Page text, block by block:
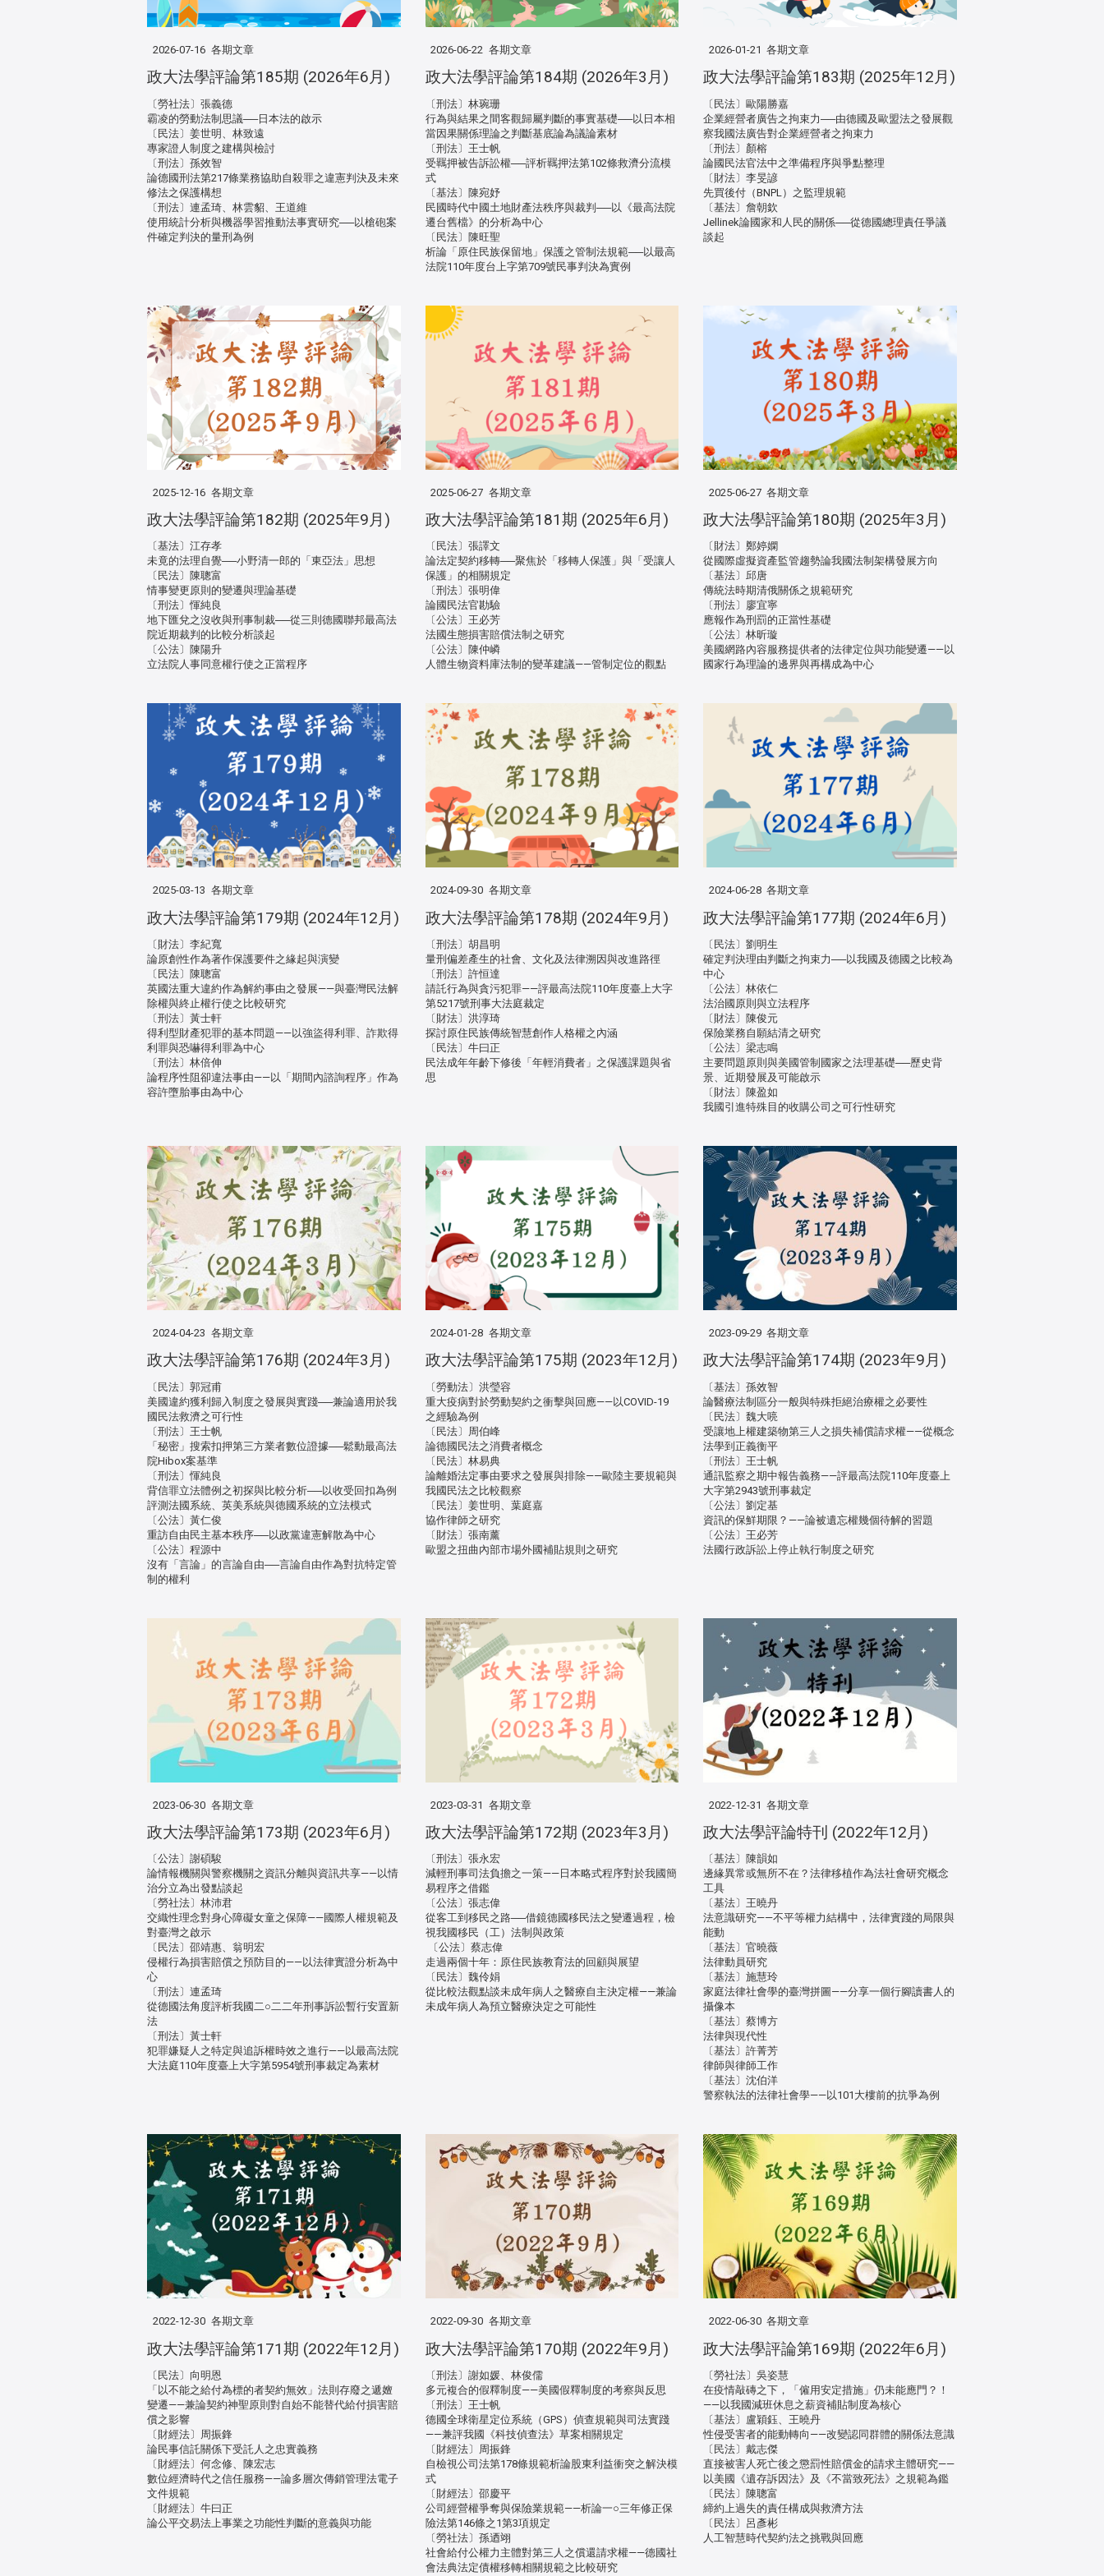
2026-07-16 各期文章
政大法學評論第185期 (2026年6月)
〔勞社法〕張義德
霸凌的勞動法制思議──日本法的啟示
〔民法〕姜世明、林致遠
專家證人制度之建構與檢討
〔刑法〕孫效智
論德國刑法第217條業務協助自殺罪之違憲判決及未來
修法之保護構想
〔刑法〕連孟琦、林雲貂、王道維
使用統計分析與機器學習推動法事實研究──以槍砲案
件確定判決的量刑為例
2026-06-22 各期文章
政大法學評論第184期 (2026年3月)
〔刑法〕林琬珊
行為與結果之間客觀歸屬判斷的事實基礎──以日本相
當因果關係理論之判斷基底論為議論素材
〔刑法〕王士帆
受羈押被告訴訟權──評析羈押法第102條救濟分流模
式
〔基法〕陳宛妤
民國時代中國土地財產法秩序與裁判──以《最高法院
遷台舊檔》的分析為中心
〔民法〕陳旺聖
析論「原住民族保留地」保護之管制法規範──以最高
法院110年度台上字第709號民事判決為實例
2026-01-21 各期文章
政大法學評論第183期 (2025年12月)
〔民法〕歐陽勝嘉
企業經營者廣告之拘束力──由德國及歐盟法之發展觀
察我國法廣告對企業經營者之拘束力
〔刑法〕顏榕
論國民法官法中之準備程序與爭點整理
〔財法〕李旻諺
先買後付（BNPL）之監理規範
〔基法〕詹朝欽
Jellinek論國家和人民的關係──從德國總理責任爭議
談起
2025-12-16 各期文章
政大法學評論第182期 (2025年9月)
〔基法〕江存孝
未竟的法理自覺──小野清一郎的「東亞法」思想
〔民法〕陳聰富
情事變更原則的變遷與理論基礎
〔刑法〕惲純良
地下匯兌之沒收與刑事制裁──從三則德國聯邦最高法
院近期裁判的比較分析談起
〔公法〕陳陽升
立法院人事同意權行使之正當程序
2025-06-27 各期文章
政大法學評論第181期 (2025年6月)
〔民法〕張譯文
論法定契約移轉──聚焦於「移轉人保護」與「受讓人
保護」的相關規定
〔刑法〕張明偉
論國民法官勘驗
〔公法〕王必芳
法國生態損害賠償法制之研究
〔公法〕陳仲嶙
人體生物資料庫法制的變革建議——管制定位的觀點
2025-06-27 各期文章
政大法學評論第180期 (2025年3月)
〔財法〕鄭婷嫻
從國際虛擬資產監管趨勢論我國法制架構發展方向
〔基法〕邱唐
傳統法時期清俄關係之規範研究
〔刑法〕廖宜寧
應報作為刑罰的正當性基礎
〔公法〕林昕璇
美國網路內容服務提供者的法律定位與功能變遷——以
國家行為理論的邊界與再構成為中心
2025-03-13 各期文章
政大法學評論第179期 (2024年12月)
〔財法〕李紀寬
論原創性作為著作保護要件之緣起與演變
〔民法〕陳聰富
英國法重大違約作為解約事由之發展——與臺灣民法解
除權與終止權行使之比較研究
〔刑法〕黃士軒
得利型財產犯罪的基本問題——以強盜得利罪、詐欺得
利罪與恐嚇得利罪為中心
〔刑法〕林倍伸
論程序性阻卻違法事由——以「期間內諮詢程序」作為
容許墮胎事由為中心
2024-09-30 各期文章
政大法學評論第178期 (2024年9月)
〔刑法〕胡昌明
量刑偏差產生的社會、文化及法律溯因與改進路徑
〔刑法〕許恒達
請託行為與貪污犯罪——評最高法院110年度臺上大字
第5217號刑事大法庭裁定
〔財法〕洪淳琦
探討原住民族傳統智慧創作人格權之內涵
〔民法〕牛曰正
民法成年年齡下修後「年輕消費者」之保護課題與省
思
2024-06-28 各期文章
政大法學評論第177期 (2024年6月)
〔民法〕劉明生
確定判決理由判斷之拘束力──以我國及德國之比較為
中心
〔公法〕林依仁
法治國原則與立法程序
〔財法〕陳俊元
保險業務自願結清之研究
〔公法〕梁志鳴
主要問題原則與美國管制國家之法理基礎──歷史背
景、近期發展及可能啟示
〔財法〕陳盈如
我國引進特殊目的收購公司之可行性研究
2024-04-23 各期文章
政大法學評論第176期 (2024年3月)
〔民法〕郭冠甫
美國違約獲利歸入制度之發展與實踐──兼論適用於我
國民法救濟之可行性
〔刑法〕王士帆
「秘密」搜索扣押第三方業者數位證據──鬆動最高法
院Hibox案基準
〔刑法〕惲純良
背信罪立法體例之初探與比較分析──以收受回扣為例
評測法國系統、英美系統與德國系統的立法模式
〔公法〕黃仁俊
重訪自由民主基本秩序──以政黨違憲解散為中心
〔公法〕程源中
沒有「言論」的言論自由──言論自由作為對抗特定管
制的權利
2024-01-28 各期文章
政大法學評論第175期 (2023年12月)
〔勞動法〕洪瑩容
重大疫病對於勞動契約之衝擊與回應——以COVID-19
之經驗為例
〔民法〕周伯峰
論德國民法之消費者概念
〔民法〕林易典
論離婚法定事由要求之發展與排除——歐陸主要規範與
我國民法之比較觀察
〔民法〕姜世明、葉庭嘉
協作律師之研究
〔財法〕張南薰
歐盟之扭曲內部市場外國補貼規則之研究
2023-09-29 各期文章
政大法學評論第174期 (2023年9月)
〔基法〕孫效智
論醫療法制區分一般與特殊拒絕治療權之必要性
〔民法〕魏大喨
受讓地上權建築物第三人之損失補償請求權——從概念
法學到正義衡平
〔刑法〕王士帆
通訊監察之期中報告義務——評最高法院110年度臺上
大字第2943號刑事裁定
〔公法〕劉定基
資訊的保鮮期限？——論被遺忘權幾個待解的習題
〔公法〕王必芳
法國行政訴訟上停止執行制度之研究
2023-06-30 各期文章
政大法學評論第173期 (2023年6月)
〔公法〕謝碩駿
論情報機關與警察機關之資訊分離與資訊共享——以情
治分立為出發點談起
〔勞社法〕林沛君
交織性理念對身心障礙女童之保障——國際人權規範及
對臺灣之啟示
〔民法〕邵靖惠、翁明宏
侵權行為損害賠償之預防目的——以法律實證分析為中
心
〔刑法〕連孟琦
從德國法角度評析我國二○二二年刑事訴訟暫行安置新
法
〔刑法〕黃士軒
犯罪嫌疑人之特定與追訴權時效之進行——以最高法院
大法庭110年度臺上大字第5954號刑事裁定為素材
2023-03-31 各期文章
政大法學評論第172期 (2023年3月)
〔刑法〕張永宏
減輕刑事司法負擔之一策——日本略式程序對於我國簡
易程序之借鑑
〔公法〕張志偉
從客工到移民之路──借鏡德國移民法之變遷過程，檢
視我國移民（工）法制與政策
〔公法〕蔡志偉
走過兩個十年：原住民族教育法的回顧與展望
〔民法〕魏伶娟
從比較法觀點談未成年病人之醫療自主決定權——兼論
未成年病人為預立醫療決定之可能性
2022-12-31 各期文章
政大法學評論特刊 (2022年12月)
〔基法〕陳韻如
邊緣異常或無所不在？法律移植作為法社會研究概念
工具
〔基法〕王曉丹
法意識研究——不平等權力結構中，法律實踐的局限與
能動
〔基法〕官曉薇
法律動員研究
〔基法〕施慧玲
家庭法律社會學的臺灣拼圖——分享一個行腳讀書人的
攝像本
〔基法〕蔡博方
法律與現代性
〔基法〕許菁芳
律師與律師工作
〔基法〕沈伯洋
警察執法的法律社會學——以101大樓前的抗爭為例
2022-12-30 各期文章
政大法學評論第171期 (2022年12月)
〔民法〕向明恩
「以不能之給付為標的者契約無效」法則存廢之遞嬗
變遷——兼論契約神聖原則對自始不能替代給付損害賠
償之影響
〔財經法〕周振鋒
論民事信託關係下受託人之忠實義務
〔財經法〕何念修、陳宏志
數位經濟時代之信任服務——論多層次傳銷管理法電子
文件規範
〔財經法〕牛曰正
論公平交易法上事業之功能性判斷的意義與功能
2022-09-30 各期文章
政大法學評論第170期 (2022年9月)
〔刑法〕謝如媛、林俊儒
多元複合的假釋制度——美國假釋制度的考察與反思
〔刑法〕王士帆
德國全球衛星定位系統（GPS）偵查規範與司法實踐
——兼評我國《科技偵查法》草案相關規定
〔財經法〕周振鋒
自檢視公司法第178條規範析論股東利益衝突之解決模
式
〔財經法〕邵慶平
公司經營權爭奪與保險業規範——析論一○三年修正保
險法第146條之1第3項規定
〔勞社法〕孫迺翊
社會給付公權力主體對第三人之償還請求權——德國社
會法典法定債權移轉相關規範之比較研究
2022-06-30 各期文章
政大法學評論第169期 (2022年6月)
〔勞社法〕吳姿慧
在疫情敲磚之下，「僱用安定措施」仍未能應門？！
——以我國減班休息之薪資補貼制度為核心
〔基法〕盧穎鈺、王曉丹
性侵受害者的能動轉向——改變認同群體的關係法意識
〔民法〕戴志傑
直接被害人死亡後之懲罰性賠償金的請求主體研究——
以美國《遺存訴因法》及《不當致死法》之規範為鑑
〔民法〕陳聰富
締約上過失的責任構成與救濟方法
〔民法〕呂彥彬
人工智慧時代契約法之挑戰與回應